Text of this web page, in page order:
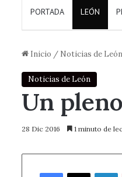
PORTADA LEÓN
Inicio / Noticias de León
Noticias de León
Un
28 Dic 2016 1 minuto de
Facebook
X